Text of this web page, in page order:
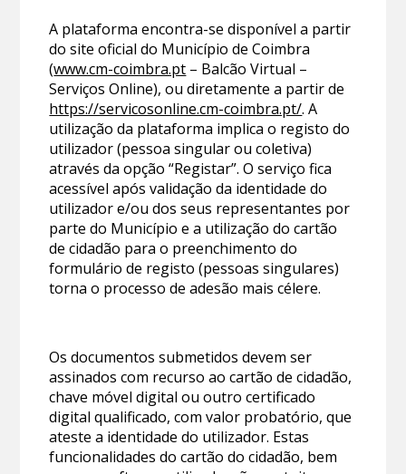
A plataforma encontra-se disponível a partir
do site oficial do Município de Coimbra
(www.cm-coimbra.pt – Balcão Virtual –
Serviços Online), ou diretamente a partir de
https://servicosonline.cm-coimbra.pt/. A
utilização da plataforma implica o registo do
utilizador (pessoa singular ou coletiva)
através da opção “Registar”. O serviço fica
acessível após validação da identidade do
utilizador e/ou dos seus representantes por
parte do Município e a utilização do cartão
de cidadão para o preenchimento do
formulário de registo (pessoas singulares)
torna o processo de adesão mais célere.
Os documentos submetidos devem ser
assinados com recurso ao cartão de cidadão,
chave móvel digital ou outro certificado
digital qualificado, com valor probatório, que
ateste a identidade do utilizador. Estas
funcionalidades do cartão do cidadão, bem